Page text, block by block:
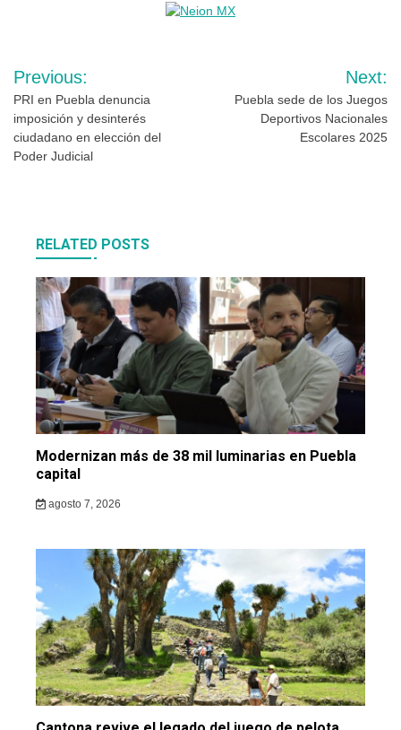
Navegación
de
entradas
Previous:
PRI en Puebla denuncia
imposición y desinterés
ciudadano en elección del
Poder Judicial
Next:
Puebla sede de los Juegos
Deportivos Nacionales
Escolares 2025
RELATED POSTS
Modernizan más de 38 mil luminarias en Puebla
capital
agosto 7, 2026